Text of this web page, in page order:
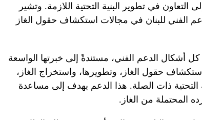
التعاون في تطوير البنية التحتية اللازمة. وتشير
الفني للبنان في مجالات استكشاف حقول الغاز
أشكال الدعم الفني، مستندةً إلى خبرتها الواسعة
حقول الغاز، وتطويرها، واستخراج الغاز،
التحتية ذات الصلة. هذا الدعم يهدف إلى مساعدة
المحتملة من الغاز.